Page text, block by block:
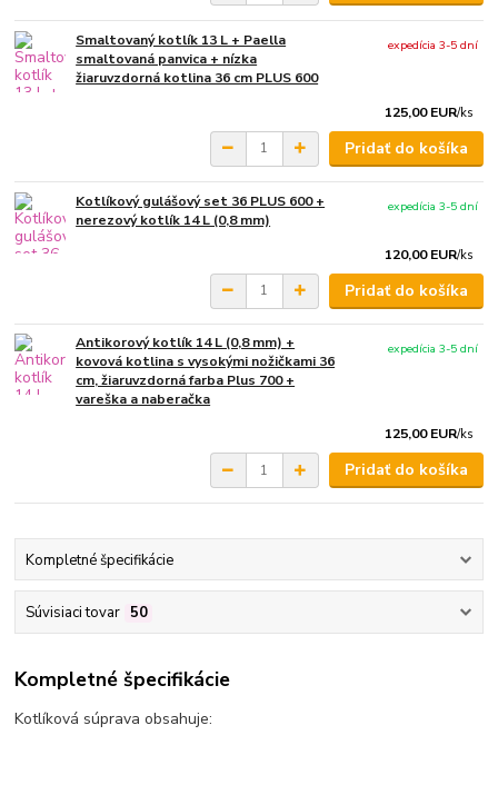
Smaltovaný kotlík 13 L + Paella
smaltovaná panvica + nízka
žiaruvzdorná kotlina 36 cm PLUS 600
125,00 EUR/ks
expedícia 3-5 dní
Pridať do košíka
Kotlíkový gulášový set 36 PLUS 600 +
nerezový kotlík 14 L (0,8 mm)
120,00 EUR/ks
expedícia 3-5 dní
Pridať do košíka
Antikorový kotlík 14 L (0,8 mm) +
kovová kotlina s vysokými nožičkami 36
cm, žiaruvzdorná farba Plus 700 +
vareška a naberačka
125,00 EUR/ks
expedícia 3-5 dní
Pridať do košíka
Kompletné špecifikácie
Súvisiaci tovar 50
Kompletné špecifikácie
Kotlíková súprava obsahuje: